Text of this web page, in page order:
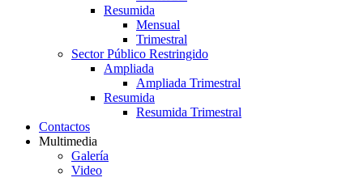
Resumida
Mensual
Trimestral
Sector Público Restringido
Ampliada
Ampliada Trimestral
Resumida
Resumida Trimestral
Contactos
Multimedia
Galería
Video